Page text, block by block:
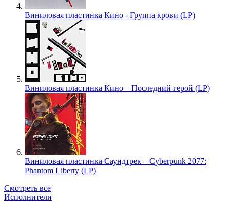
Виниловая пластинка Кино - Группа крови (LP)
Виниловая пластинка Кино – Последний герой (LP)
Виниловая пластинка Саундтрек – Cyberpunk 2077:
Phantom Liberty (LP)
Смотреть все
Исполнители